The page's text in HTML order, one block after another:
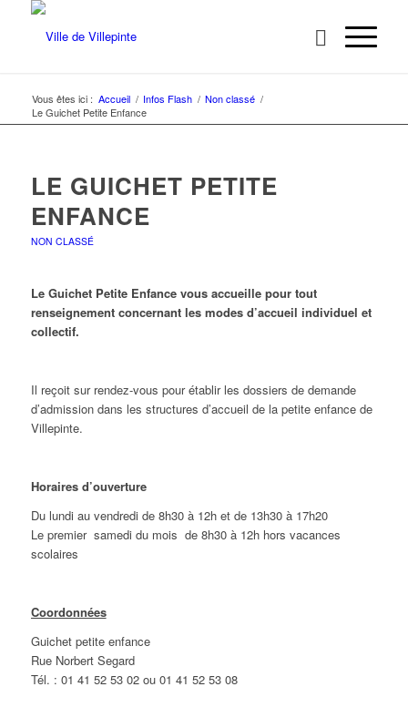
Vous êtes ici : Accueil / Infos Flash / Non classé /
Le Guichet Petite Enfance
LE GUICHET PETITE
ENFANCE
NON CLASSÉ
Le Guichet Petite Enfance vous accueille pour tout
renseignement concernant les modes d’accueil individuel et
collectif.
Il reçoit sur rendez-vous pour établir les dossiers de demande
d’admission dans les structures d’accueil de la petite enfance de
Villepinte.
Horaires d’ouverture
Du lundi au vendredi de 8h30 à 12h et de 13h30 à 17h20
Le premier samedi du mois de 8h30 à 12h hors vacances
scolaires
Coordonnées
Guichet petite enfance
Rue Norbert Segard
Tél. : 01 41 52 53 02 ou 01 41 52 53 08